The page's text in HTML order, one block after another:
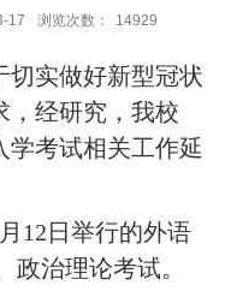
17 浏览次数： 14929
切实做好新型冠状
经研究 ，我校
学考试相关工作延
12日举行的外语
政治理论考试。